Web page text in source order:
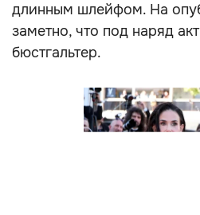
длинным шлейфом. На
заметно, что под наряд
бюстгальтер.